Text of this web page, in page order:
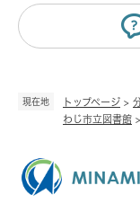
現在地 トップページ >
わじ市立図書館 >